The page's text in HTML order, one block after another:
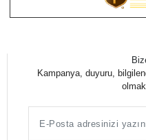
Kampanya, duyuru,